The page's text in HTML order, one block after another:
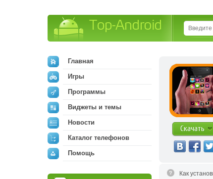
Скачать
Как
Главная
Игры
Программы
Виджеты и темы
Новости
Каталог телефонов
Помощь